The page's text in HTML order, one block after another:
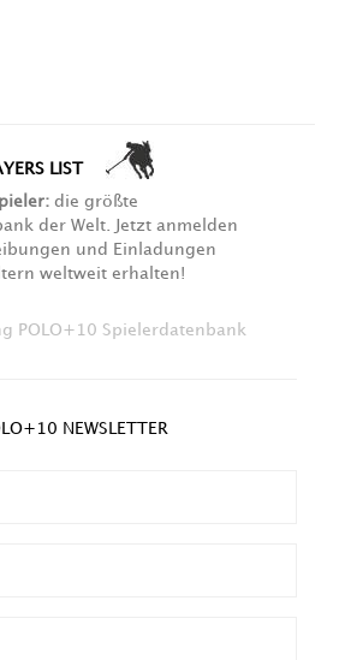
LIST
die größte
der Welt. Jetzt anmelden
und Einladungen
weltweit erhalten!
POLO+10 Spielerdatenbank
NEWSLETTER